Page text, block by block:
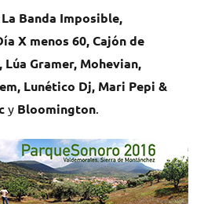
Banda Imposible,
X menos 60, Cajón de
Lúa Gramer, Mohevian,
Lunético Dj, Mari Pepi &
y Bloomington